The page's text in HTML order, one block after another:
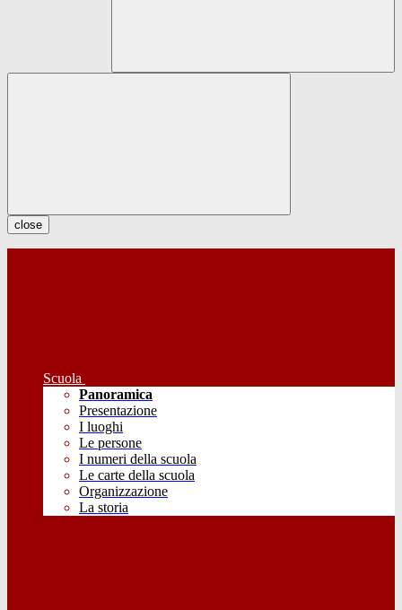
close
Scuola
Panoramica
Presentazione
I luoghi
Le persone
I numeri della scuola
Le carte della scuola
Organizzazione
La storia